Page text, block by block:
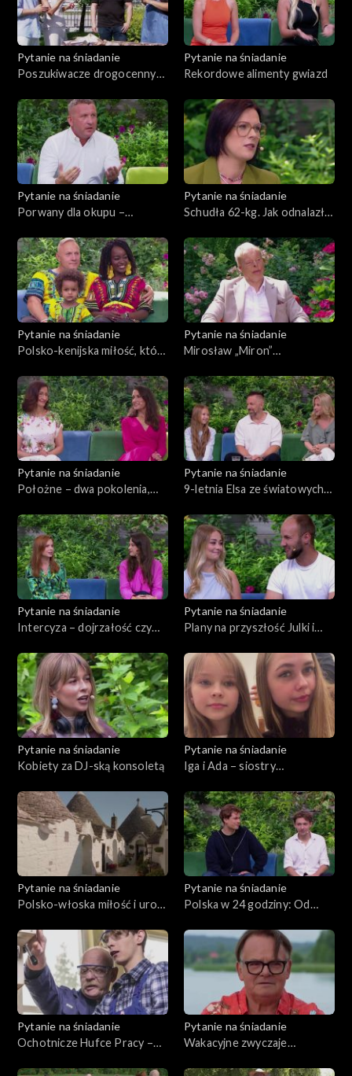
Pytanie na śniadanie
Poszukiwacze drogocennych
Pytanie na śniadanie
Rekordowe alimenty gwiazd
Pytanie na śniadanie
Porwany dla okupu –
policji
Pytanie na śniadanie
Schudła 62-kg. Jak odnalazła
Pytanie na śniadanie
Polsko-kenijska miłość, która
Pytanie na śniadanie
Mirosław „Miron”
dobro
Pytanie na śniadanie
Położne – dwa pokolenia,
Pytanie na śniadanie
9-letnia Elsa ze światowych
od kulis
Pytanie na śniadanie
Intercyza – dojrzałość czy
Pytanie na śniadanie
Plany na przyszłość Julki i
szuka żony”
Pytanie na śniadanie
Kobiety za DJ-ską konsoletą
Pytanie na śniadanie
Iga i Ada – siostry
Pytanie na śniadanie
Polsko-włoska miłość i uroki
męża
Pytanie na śniadanie
Polska w 24 godziny: Od
szczyt
Pytanie na śniadanie
Ochotnicze Hufce Pracy –
Pytanie na śniadanie
Wakacyjne zwyczaje